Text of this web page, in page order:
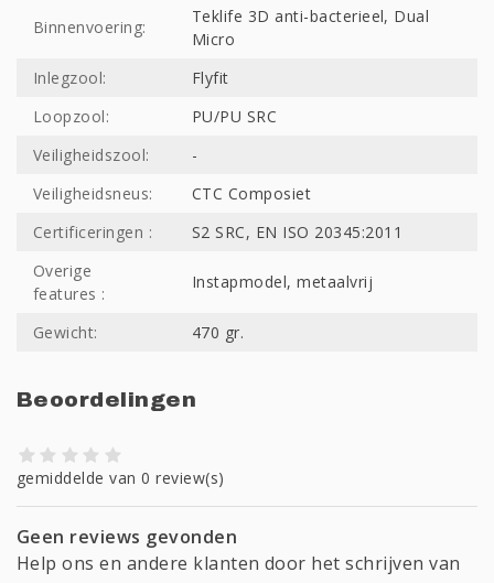
Binnenvoering:
Teklife 3D anti-bacterieel, Dual
Micro
Inlegzool:
Flyfit
Loopzool:
PU/PU SRC
Veiligheidszool:
-
Veiligheidsneus:
CTC Composiet
Certificeringen :
S2 SRC, EN ISO 20345:2011
Overige
features :
Instapmodel, metaalvrij
Gewicht: 470 gr.
Beoordelingen
gemiddelde van 0 review(s)
Geen reviews gevonden
Help ons en andere klanten door het schrijven van